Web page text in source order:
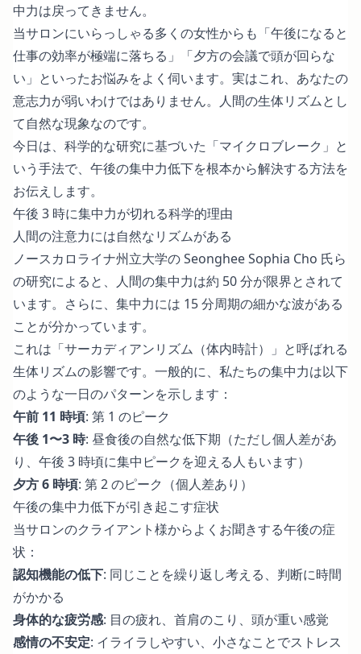
中力は戻ってきません。
当サロンにいらっしゃる多くの女性からも「午後になると
仕事の効率が極端に落ちる」「夕方の会議で頭が回らな
い」といったお悩みをよく伺います。実はこれ、あなたの
意志力が弱いわけではありません。人間の生体リズムとし
て自然な現象なのです。
今日は、科学的な研究に基づいた「マイクロブレーク」と
いう手法で、午後の集中力低下を根本から解決する方法を
お伝えします。
午後 3 時に集中力が切れる科学的理由
人間の注意力には自然なリズムがある
ノースカロライナ州立大学の Seonghee Sophia Cho 氏ら
の研究によると、人間の集中力は約 50 分が限界とされて
います。さらに、集中力には 15 分周期の細かな波がある
ことが分かっています。
これは「サーカディアンリズム（体内時計）」と呼ばれる
生体リズムの影響です。一般的に、私たちの集中力は以下
のような一日のパターンを示します：
午前 11 時頃: 第 1 のピーク
午後 1〜3 時: 昼食後の自然な低下期（ただし個人差があ
り、午後 3 時頃に集中ピークを迎える人もいます）
夕方 6 時頃: 第 2 のピーク（個人差あり）
午後の集中力低下が引き起こす症状
当サロンのクライアント様からよくお聞きする午後の症
状：
認知機能の低下: 同じことを繰り返し考える、判断に時間
がかかる
身体的な疲労感: 目の疲れ、首肩のこり、頭が重い感覚
感情の不安定: イライラしやすい、小さなことでストレス